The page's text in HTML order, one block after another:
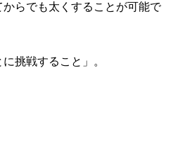
からでも太くすることが可能で
挑戦すること」。